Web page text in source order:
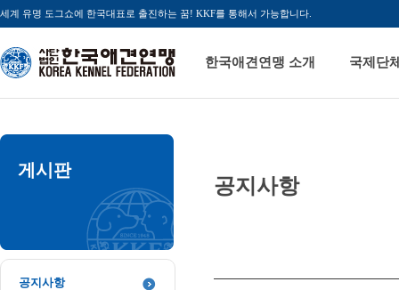
세계 유명 도그쇼에 한국대표로 출진하는 꿈! KKF를 통해서 가능합니다.
한국애견연맹 소개 국제단
게시판
공지사항
공지사항